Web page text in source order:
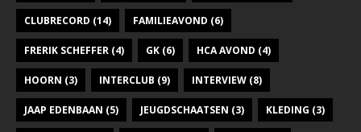
CLUBRECORD (14) FAMILIEAVOND (6)
FRERIK SCHEFFER (4) GK (6) HCA AVOND (4)
HOORN (3) INTERCLUB (9) INTERVIEW (8)
JAAP EDENBAAN (5) JEUGDSCHAATSEN (3) KLEDING (3)